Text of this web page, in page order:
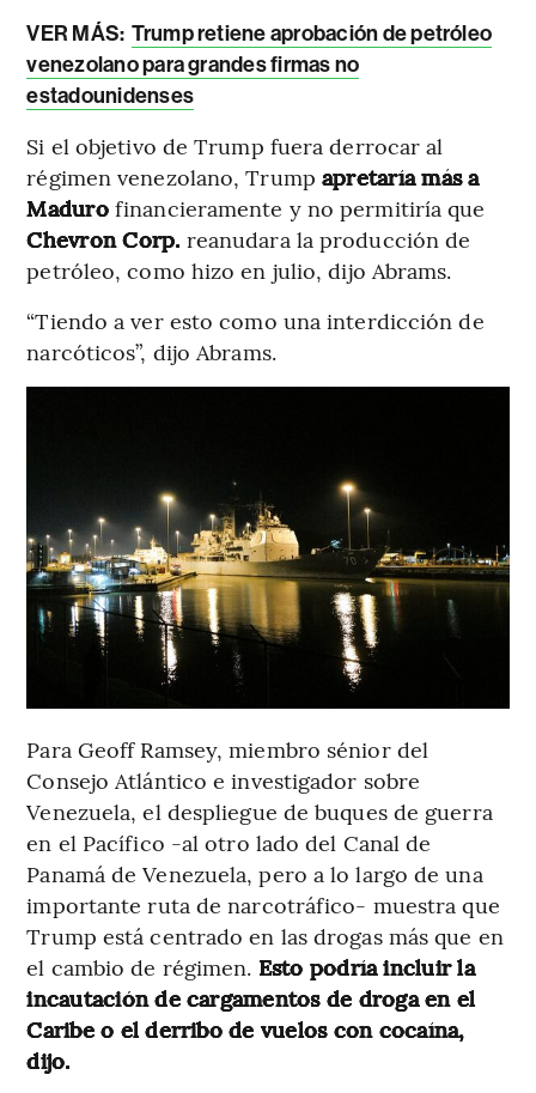
VER MÁS: Trump retiene aprobación de petróleo
venezolano para grandes firmas no
estadounidenses
Si el objetivo de Trump fuera derrocar al
régimen venezolano, Trump apretaría más a
Madurofinancieramente y no permitiría que
Chevron Corp. reanudara la producción de
petróleo, como hizo en julio, dijo Abrams.
“Tiendo a ver esto como una interdicción de
narcóticos”, dijo Abrams.
Para Geoff Ramsey, miembro sénior del
Consejo Atlántico e investigador sobre
Venezuela, el despliegue de buques de guerra
en el Pacífico -al otro lado del Canal de
Panamá de Venezuela, pero a lo largo de una
importante ruta de narcotráfico- muestra que
Trump está centrado en las drogas más que en
el cambio de régimen. Esto podría incluir la
incautación de cargamentos de droga en el
Caribe o el derribo de vuelos con cocaína,
dijo.